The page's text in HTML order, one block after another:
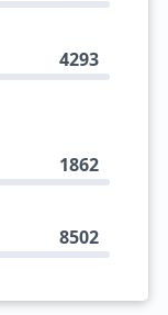
4293
1862
8502